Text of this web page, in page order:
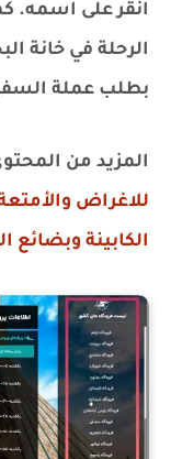
انقر على اسمه.
الرحلة في خانة
بطلب عملة
المزيد من
للاغراض
الكابينة وبضائع